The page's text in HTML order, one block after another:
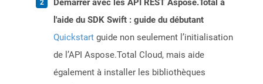
Démarrer avec les API REST Aspose.Total à
l'aide du SDK Swift : guide du débutant
Quickstart guide non seulement l’initialisation
de l’API Aspose.Total Cloud, mais aide
également à installer les bibliothèques